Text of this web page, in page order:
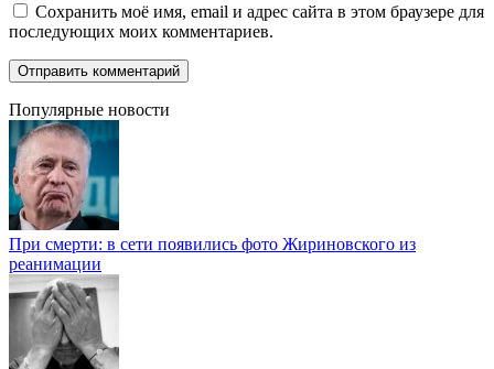
Сохранить моё имя, email и адрес сайта в этом браузере для
последующих моих комментариев.
Популярные новости
При смерти: в сети появились фото Жириновского из
реанимации